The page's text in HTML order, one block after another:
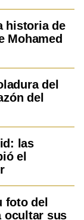
historia de
Mohamed
del
del
las
el
foto del
ocultar sus